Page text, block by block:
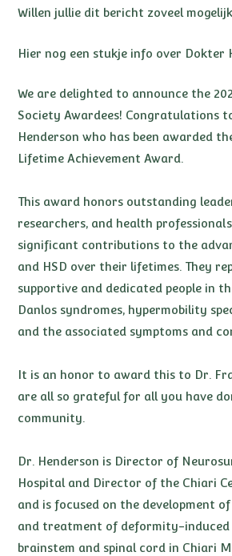
Willen jullie dit bericht zoveel
Hier nog een stukje info over Dokter
We are delighted to announce the
Society Awardees! Congratulations
Henderson who has been awarded
Lifetime Achievement Award. ⁠
This award honors outstanding
researchers, and health
significant contributions to the
and HSD over their lifetimes. They
supportive and dedicated people in
Danlos syndromes, hypermobility
and the associated symptoms and
It is an honor to award this to Dr.
are all so grateful for all you have
community. ⁠
Dr. Henderson is Director of
Hospital and Director of the Chiari
and is focused on the development
and treatment of deformity-
brainstem and spinal cord in Chiari